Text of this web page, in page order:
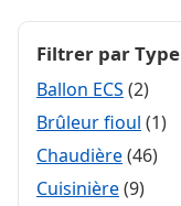
Filtrer par Type
Ballon ECS (2)
Brûleur fioul (1)
Chaudière(46)
Cuisinière(9)